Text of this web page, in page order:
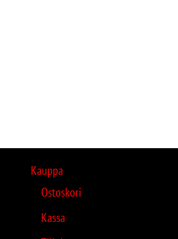
Kauppa
Ostoskori
Kassa